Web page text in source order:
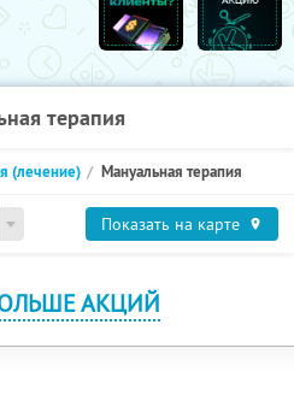
терапия
(лечение) Мануальная терапия
Показать на карте
АКЦИЙ